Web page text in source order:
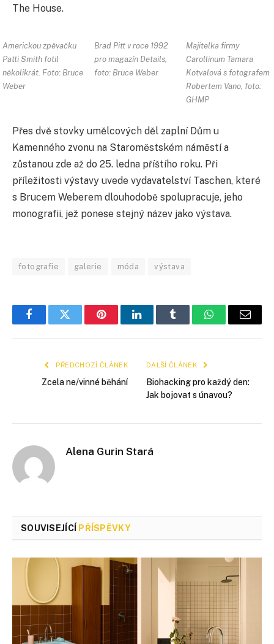
The House.
Americkou zpěvačku
Patti Smith fotil
několikrát. Foto: Bruce
Weber
Brad Pitt v roce 1992
pro magazín Details,
foto: Bruce Weber
Majitelka firmy
Carollinum Tamara
Kotvalová s fotografem
Robertem Vano, foto:
GHMP
Přes dvě stovky umělcových děl zaplní Dům u
Kamenného zvonu na Staroměstském náměstí a
zůstanou zde až do 25. ledna příštího roku. Při
příležitosti výstavy uvede vydavatelství Taschen, které
s Brucem Weberem dlouhodobě spolupracuje, jeho
monografii, jež ponese stejný název jako výstava.
fotografie galerie móda výstava
FacebookTwitter PinterestLinkedInTumblr WhatsApp
E-
PŘEDCHOZÍ ČLÁNEK
Zcela ne/vinné běhání
DALŠÍ ČLÁNEK
Biohacking pro každý den:
Jak bojovat s únavou?
Alena Gurin Stará
SOUVISEJÍCÍ PŘÍSPĚVKY